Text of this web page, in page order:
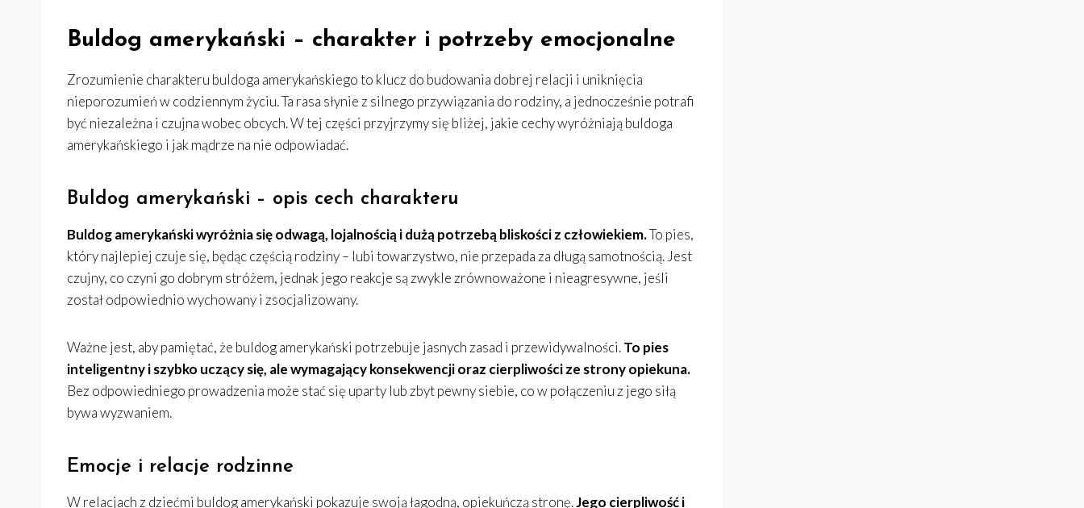
Buldog amerykański – charakter i potrzeby emocjonalne
Zrozumienie charakteru buldoga amerykańskiego to klucz do budowania dobrej relacji i uniknięcia
nieporozumień w codziennym życiu. Ta rasa słynie z silnego przywiązania do rodziny, a jednocześnie potrafi
być niezależna i czujna wobec obcych. W tej części przyjrzymy się bliżej, jakie cechy wyróżniają buldoga
amerykańskiego i jak mądrze na nie odpowiadać.
Buldog amerykański – opis cech charakteru
Buldog amerykański wyróżnia się odwagą, lojalnością i dużą potrzebą bliskości z człowiekiem.To pies,
który najlepiej czuje się, będąc częścią rodziny – lubi towarzystwo, nie przepada za długą samotnością. Jest
czujny, co czyni go dobrym stróżem, jednak jego reakcje są zwykle zrównoważone i nieagresywne, jeśli
został odpowiednio wychowany i zsocjalizowany.
Ważne jest, aby pamiętać, że buldog amerykański potrzebuje jasnych zasad i przewidywalności.To pies
inteligentny i szybko uczący się, ale wymagający konsekwencji oraz cierpliwości ze strony opiekuna.
Bez odpowiedniego prowadzenia może stać się uparty lub zbyt pewny siebie, co w połączeniu z jego siłą
bywa wyzwaniem.
Emocje i relacje rodzinne
W relacjach z dziećmi buldog amerykański pokazuje swoją łagodną, opiekuńczą stronę.Jego cierpliwość i